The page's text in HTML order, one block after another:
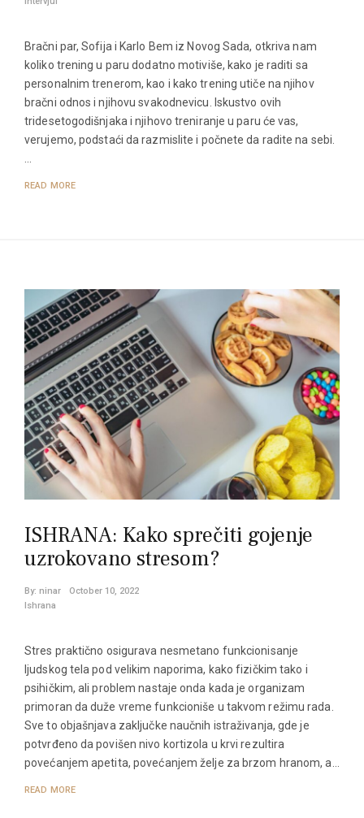
Bračni par, Sofija i Karlo Bem iz Novog Sada, otkriva nam
koliko trening u paru dodatno motiviše, kako je raditi sa
personalnim trenerom, kao i kako trening utiče na njihov
bračni odnos i njihovu svakodnevicu. Iskustvo ovih
tridesetogodišnjaka i njihovo treniranje u paru će vas,
verujemo, podstaći da razmislite i počnete da radite na sebi.
READ MORE
ISHRANA: Kako sprečiti gojenje
uzrokovano stresom?
By: ninar
October 10, 2022
Ishrana
Stres praktično osigurava nesmetano funkcionisanje
ljudskog tela pod velikim naporima, kako fizičkim tako i
psihičkim, ali problem nastaje onda kada je organizam
primoran da duže vreme funkcioniše u takvom režimu rada.
Sve to objašnjava zaključke naučnih istraživanja, gde je
potvrđeno da povišen nivo kortizola u krvi rezultira
povećanjem apetita, povećanjem želje za brzom hranom, a…
READ MORE